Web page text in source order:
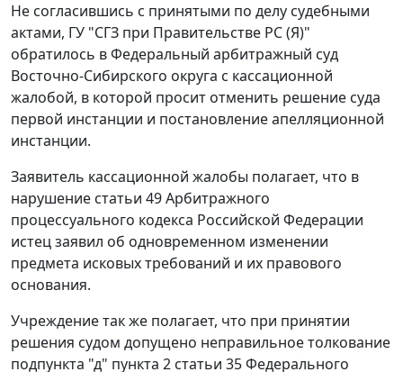
Не согласившись с принятыми по делу судебными
актами, ГУ "СГЗ при Правительстве РС (Я)"
обратилось в Федеральный арбитражный суд
Восточно-Сибирского округа с кассационной
жалобой, в которой просит отменить решение суда
первой инстанции и постановление апелляционной
инстанции.
Заявитель кассационной жалобы полагает, что в
нарушение статьи 49 Арбитражного
процессуального кодекса Российской Федерации
истец заявил об одновременном изменении
предмета исковых требований и их правового
основания.
Учреждение так же полагает, что при принятии
решения судом допущено неправильное толкование
подпункта "д" пункта 2 статьи 35 Федерального